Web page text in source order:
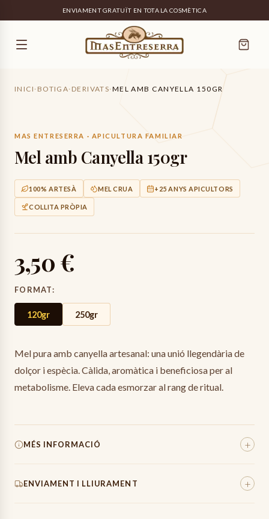
ENVIAMENT GRATUÏT EN TOTA LA COSMÈTICA
INICI · BOTIGA· DERIVATS·MEL AMB CANYELLA 150GR
MAS ENTRESERRA · APICULTURA FAMILIAR
Mel amb Canyella 150gr
100% ARTESÀ MEL CRUA +25 ANYS APICULTORS
COLLITA PRÒPIA
3,50 €
FORMAT:
120gr 250gr
Mel pura amb canyella artesanal: una unió llegendària de
dolçor i espècia. Càlida, aromàtica i beneficiosa per al
metabolisme. Eleva cada esmorzar al rang de ritual.
MÉS INFORMACIÓ +
Pes Total 230g
ENVIAMENT I LLIURAMENT +